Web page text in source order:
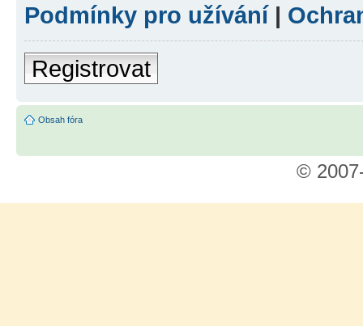
Podmínky pro užívání|
Registrovat
Obsah fóra
©